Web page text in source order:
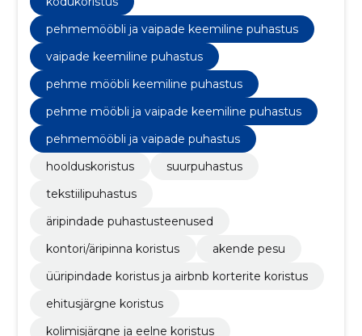
pehmemööbli ja vaipade keemiline puhastus
vaipade keemiline puhastus
pehme mööbli keemiline puhastus
pehme mööbli ja vaipade keemiline puhastus
pehmemööbli ja vaipade puhastus
hoolduskoristus
suurpuhastus
tekstiilipuhastus
äripindade puhastusteenused
kontori/äripinna koristus
akende pesu
üüripindade koristus ja airbnb korterite koristus
ehitusjärgne koristus
kolimisjärgne ja eelne koristus